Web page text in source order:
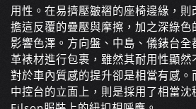
用性。在易擠壓皺褶的座椅邊緣，
擔這反覆的疊壓與摩擦，加之深綠
影響色澤。方向盤、中島、儀錶台
革裱材進行包裹，雖然其耐用性顯
對於車內質感的提升卻是相當有感
中控台的立面上，則是採用了相當